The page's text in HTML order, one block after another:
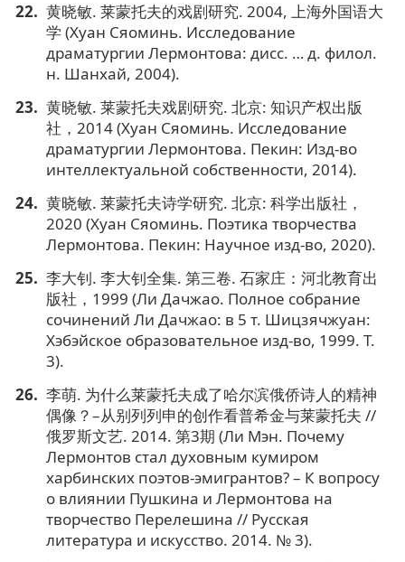
黄晓敏. 莱蒙托夫的戏剧研究. 2004, 上海外国语大
学 (Хуан Сяоминь. Исследование
драматургии Лермонтова: дисс. … д. филол.
н. Шанхай, 2004).
黄晓敏. 莱蒙托夫戏剧研究. 北京: 知识产权出版
社，2014 (Хуан Сяоминь. Исследование
драматургии Лермонтова. Пекин: Изд-во
интеллектуальной собственности, 2014).
黄晓敏. 莱蒙托夫诗学研究. 北京: 科学出版社，
2020 (Хуан Сяоминь. Поэтика творчества
Лермонтова. Пекин: Научное изд-во, 2020).
李大钊. 李大钊全集. 第三卷. 石家庄：河北教育出
版社，1999 (Ли Дачжао. Полное собрание
сочинений Ли Дачжао: в 5 т. Шицзячжуан:
Хэбэйское образовательное изд-во, 1999. Т.
3).
李萌. 为什么莱蒙托夫成了哈尔滨俄侨诗人的精神
偶像？–从别列列申的创作看普希金与莱蒙托夫 //
俄罗斯文艺. 2014. 第3期 (Ли Мэн. Почему
Лермонтов стал духовным кумиром
харбинских поэтов-эмигрантов? – К вопросу
о влиянии Пушкина и Лермонтова на
творчество Перелешина // Русская
литература и искусство. 2014. № 3).